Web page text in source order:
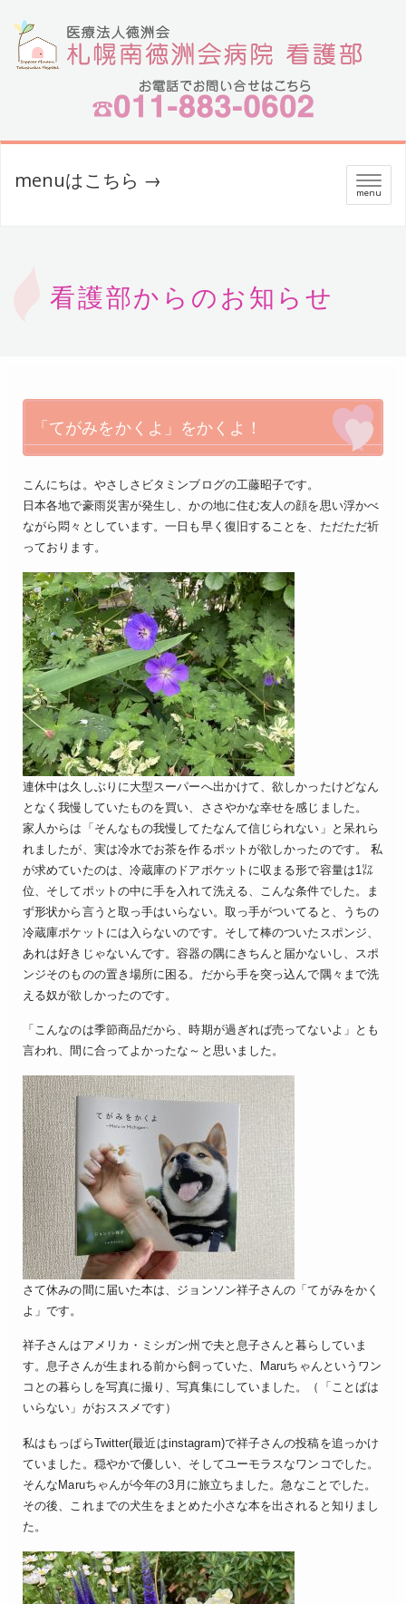
メ
ニ
menu
menuはこちら →
看護部からのお知らせ
「てがみをかくよ」をかくよ！
こんにちは。やさしさビタミンブログの工藤昭子です。
日本各地で豪雨災害が発生し、かの地に住む友人の顔を思い浮かべ
ながら悶々としています。一日も早く復旧することを、ただただ祈
っております。
連休中は久しぶりに大型スーパーへ出かけて、欲しかったけどなん
となく我慢していたものを買い、ささやかな幸せを感じました。
家人からは「そんなもの我慢してたなんて信じられない」と呆れら
れましたが、実は冷水でお茶を作るポットが欲しかったのです。 私
が求めていたのは、冷蔵庫のドアポケットに収まる形で容量は1㍑
位、そしてポットの中に手を入れて洗える、こんな条件でした。ま
ず形状から言うと取っ手はいらない。取っ手がついてると、うちの
冷蔵庫ポケットには入らないのです。そして棒のついたスポンジ、
あれは好きじゃないんです。容器の隅にきちんと届かないし、スポ
ンジそのものの置き場所に困る。だから手を突っ込んで隅々まで洗
える奴が欲しかったのです。
「こんなのは季節商品だから、時期が過ぎれば売ってないよ」とも
言われ、間に合ってよかったな～と思いました。
さて休みの間に届いた本は、ジョンソン祥子さんの「てがみをかく
よ」です。
祥子さんはアメリカ・ミシガン州で夫と息子さんと暮らしていま
す。息子さんが生まれる前から飼っていた、Maruちゃんというワン
コとの暮らしを写真に撮り、写真集にしていました。（「ことばは
いらない」がおススメです）
私はもっぱらTwitter(最近はinstagram)で祥子さんの投稿を追っかけ
ていました。穏やかで優しい、そしてユーモラスなワンコでした。
そんなMaruちゃんが今年の3月に旅立ちました。急なことでした。
その後、これまでの犬生をまとめた小さな本を出されると知りまし
た。